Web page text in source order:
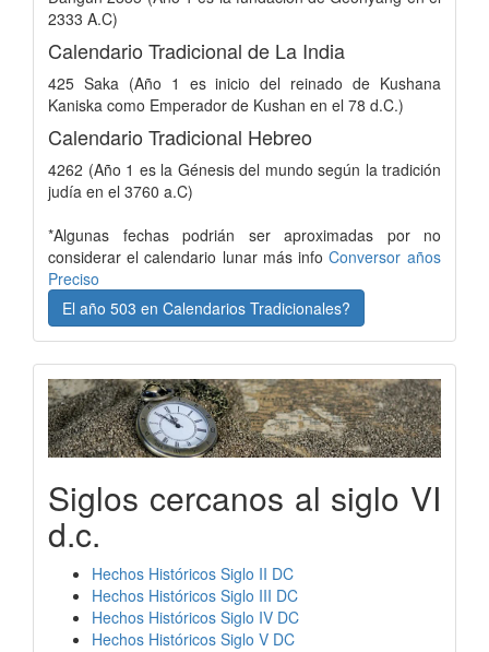
2333 A.C)
Calendario Tradicional de La India
425 Saka (Año 1 es inicio del reinado de Kushana
Kaniska como Emperador de Kushan en el 78 d.C.)
Calendario Tradicional Hebreo
4262 (Año 1 es la Génesis del mundo según la tradición
judía en el 3760 a.C)
*Algunas fechas podrián ser aproximadas por no
considerar el calendario lunar más info Conversor años
Preciso
El año 503 en Calendarios Tradicionales?
Siglos cercanos al siglo VI
d.c.
Hechos Históricos Siglo II DC
Hechos Históricos Siglo III DC
Hechos Históricos Siglo IV DC
Hechos Históricos Siglo V DC